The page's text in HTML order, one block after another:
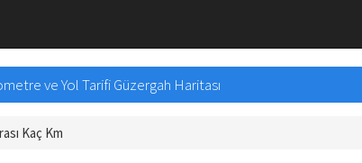
ve Yol Tarifi Güzergah Haritası
Kaç Km